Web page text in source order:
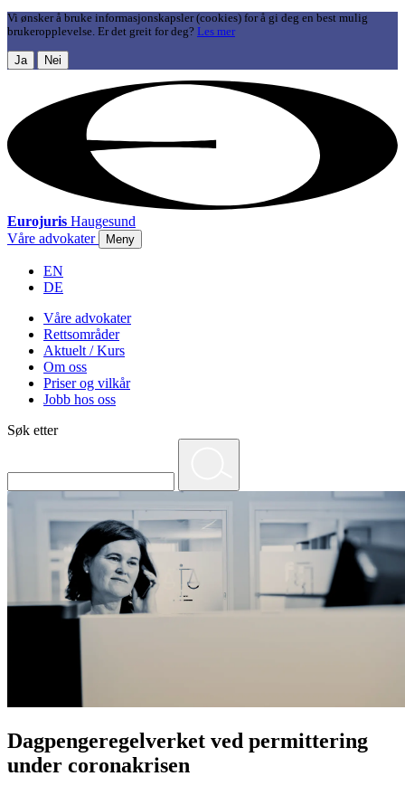
Vi ønsker å bruke informasjonskapsler (cookies) for å gi deg en best mulig
brukeropplevelse. Er det greit for deg? Les mer
Ja Nei
Eurojuris Haugesund
Våre advokater
Meny
EN
DE
Våre advokater
Rettsområder
Aktuelt / Kurs
Om oss
Priser og vilkår
Jobb hos oss
Søk etter
Dagpengeregelverket ved permittering
under coronakrisen